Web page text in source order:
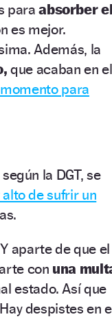
para absorber el
es mejor.
Además, la
que acaban en el
para
la DGT, se
de sufrir un
Y aparte de que el
con una
estado. Así que
Hay despistes en